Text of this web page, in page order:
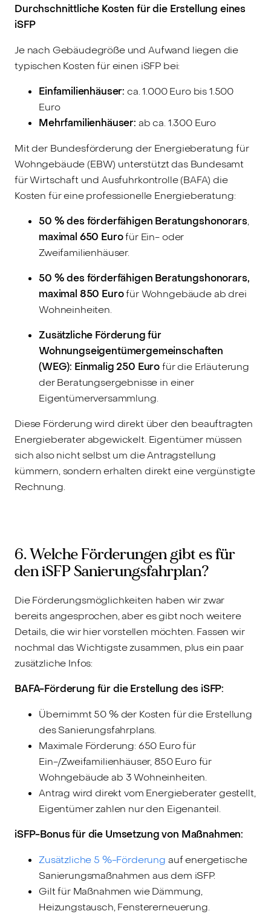
Durchschnittliche Kosten für die Erstellung eines
iSFP
Je nach Gebäudegröße und Aufwand liegen die
typischen Kosten für einen iSFP bei:
Einfamilienhäuser: ca. 1.000 Euro bis 1.500
Euro
Mehrfamilienhäuser: ab ca. 1.300 Euro
Mit der Bundesförderung der Energieberatung für
Wohngebäude (EBW) unterstützt das Bundesamt
für Wirtschaft und Ausfuhrkontrolle (BAFA) die
Kosten für eine professionelle Energieberatung:
50 % des förderfähigen Beratungshonorars,
maximal 650 Eurofür Ein- oder
Zweifamilienhäuser.
50 % des förderfähigen Beratungshonorars,
maximal 850 Eurofür Wohngebäude ab drei
Wohneinheiten.
Zusätzliche Förderung für
Wohnungseigentümergemeinschaften
(WEG): Einmalig 250 Eurofür die Erläuterung
der Beratungsergebnisse in einer
Eigentümerversammlung.
Diese Förderung wird direkt über den beauftragten
Energieberater abgewickelt. Eigentümer müssen
sich also nicht selbst um die Antragstellung
kümmern, sondern erhalten direkt eine vergünstigte
Rechnung.
6. Welche Förderungen gibt es für
den iSFP Sanierungsfahrplan?
Die Förderungsmöglichkeiten haben wir zwar
bereits angesprochen, aber es gibt noch weitere
Details, die wir hier vorstellen möchten. Fassen wir
nochmal das Wichtigste zusammen, plus ein paar
zusätzliche Infos:
BAFA-Förderung für die Erstellung des iSFP:
Übernimmt 50 % der Kosten für die Erstellung
des Sanierungsfahrplans.
Maximale Förderung: 650 Euro für
Ein-/Zweifamilienhäuser, 850 Euro für
Wohngebäude ab 3 Wohneinheiten.
Antrag wird direkt vom Energieberater gestellt,
Eigentümer zahlen nur den Eigenanteil.
iSFP-Bonus für die Umsetzung von Maßnahmen:
Zusätzliche 5 %-Förderung auf energetische
Sanierungsmaßnahmen aus dem iSFP.
Gilt für Maßnahmen wie Dämmung,
Heizungstausch, Fenstererneuerung.